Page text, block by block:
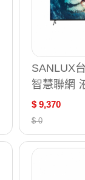
SANLUX
智慧聯網
視訊盒 /台
$ 9,370
$ 0